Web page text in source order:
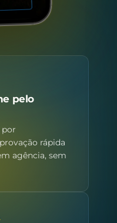
pelo
por
rápida
agência, sem